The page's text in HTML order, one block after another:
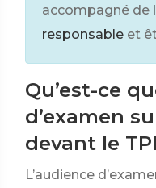
accompagné de
responsable et
Qu’est-ce
d’examen
devant le
L’audience